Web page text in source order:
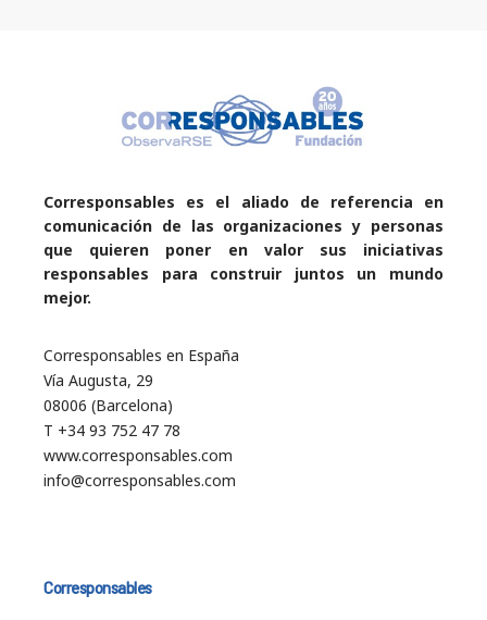
Corresponsables es el aliado de referencia en
comunicación de las organizaciones y personas
que quieren poner en valor sus iniciativas
responsables para construir juntos un mundo
mejor.
Corresponsables en España
Vía Augusta, 29
08006 (Barcelona)
T +34 93 752 47 78
www.corresponsables.com
info@corresponsables.com
Corresponsables